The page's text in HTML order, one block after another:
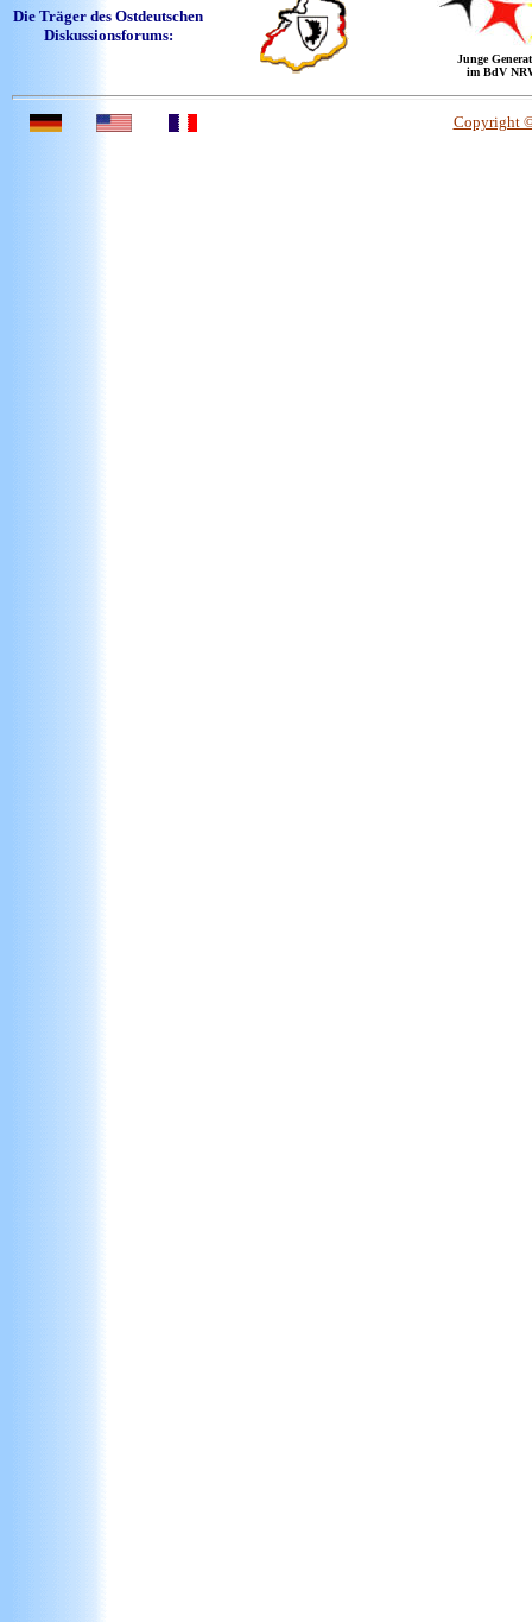
Die Träger des Ostdeutschen
Diskussionsforums:
Junge
im BdV
Copyright